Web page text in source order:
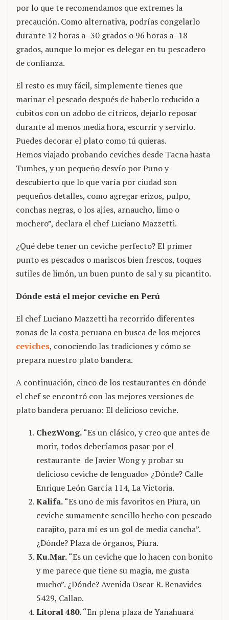
por lo que te recomendamos que extremes la
precaución. Como alternativa, podrías congelarlo
durante 12 horas a -30 grados o 96 horas a -18
grados, aunque lo mejor es delegar en tu pescadero
de confianza.
El resto es muy fácil, simplemente tienes que
marinar el pescado después de haberlo reducido a
cubitos con un adobo de cítricos, dejarlo reposar
durante al menos media hora, escurrir y servirlo.
Puedes decorar el plato como tú quieras.
Hemos viajado probando ceviches desde Tacna hasta
Tumbes, y un pequeño desvío por Puno y
descubierto que lo que varía por ciudad son
pequeños detalles, como agregar erizos, pulpo,
conchas negras, o los ajíes, arnaucho, limo o
mochero”, declara el chef Luciano Mazzetti.
¿Qué debe tener un ceviche perfecto? El primer
punto es pescados o mariscos bien frescos, toques
sutiles de limón, un buen punto de sal y su picantito.
Dónde está el mejor ceviche en Perú
El chef Luciano Mazzetti ha recorrido diferentes
zonas de la costa peruana en busca de los mejores
ceviches, conociendo las tradiciones y cómo se
prepara nuestro plato bandera.
A continuación, cinco de los restaurantes en dónde
el chef se encontró con las mejores versiones de
plato bandera peruano: El delicioso ceviche.
ChezWong.“Es un clásico, y creo que antes de
morir, todos deberíamos pasar por el
restaurante de Javier Wong y probar su
delicioso ceviche de lenguado» ¿Dónde? Calle
Enrique León García 114, La Victoria.
Kalifa.“Es uno de mis favoritos en Piura, un
ceviche sumamente sencillo hecho con pescado
carajito, para mí es un gol de media cancha”.
¿Dónde? Plaza de órganos, Piura.
Ku.Mar.“Es un ceviche que lo hacen con bonito
y me parece que tiene su magia, me gusta
mucho”. ¿Dónde? Avenida Oscar R. Benavides
5429, Callao.
Litoral 480.“En plena plaza de Yanahuara